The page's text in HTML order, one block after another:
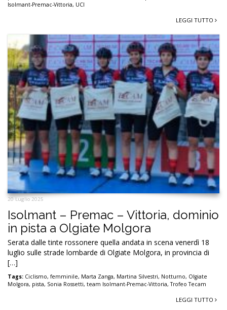
Isolmant-Premac-Vittoria, UCI
LEGGI TUTTO
20 Luglio 2025
Isolmant – Premac – Vittoria, dominio
in pista a Olgiate Molgora
Serata dalle tinte rossonere quella andata in scena venerdì 18
luglio sulle strade lombarde di Olgiate Molgora, in provincia di
[…]
Tags: Ciclismo, femminile, Marta Zanga, Martina Silvestri, Notturno, Olgiate
Molgora, pista, Sonia Rossetti, team Isolmant-Premac-Vittoria,Trofeo Tecam
LEGGI TUTTO